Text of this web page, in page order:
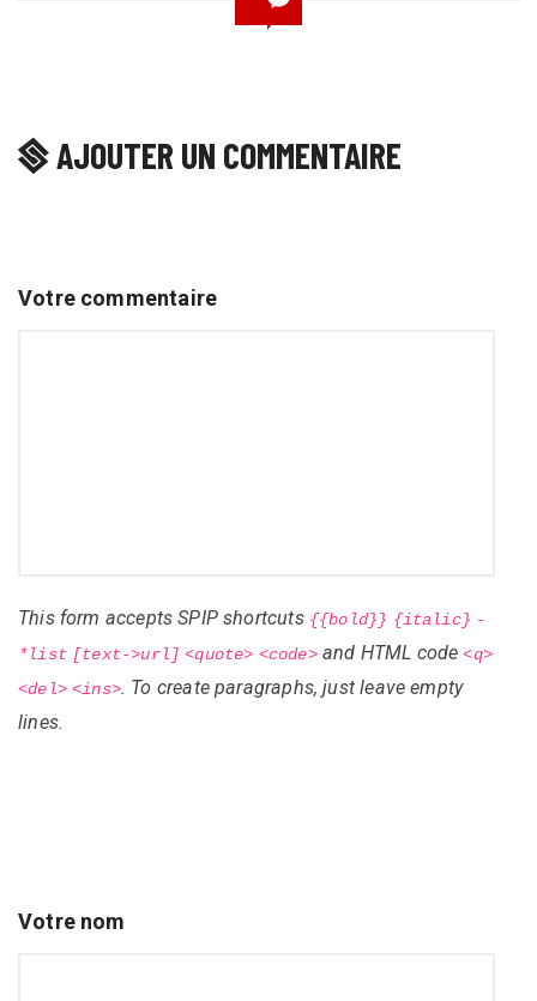
AJOUTER UN COMMENTAIRE
Votre commentaire
This form accepts SPIP shortcuts {{bold}} {italic} -
*list [text->url] <quote> <code>and HTML code<q>
<del> <ins>. To create paragraphs, just leave empty
lines.
Votre nom